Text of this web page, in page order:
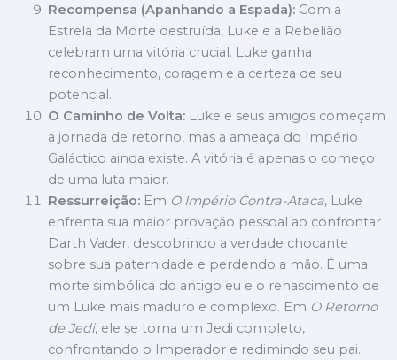
Recompensa (Apanhando a Espada):Com a
Estrela da Morte destruída, Luke e a Rebelião
celebram uma vitória crucial. Luke ganha
reconhecimento, coragem e a certeza de seu
potencial.
O Caminho de Volta:Luke e seus amigos começam
a jornada de retorno, mas a ameaça do Império
Galáctico ainda existe. A vitória é apenas o começo
de uma luta maior.
Ressurreição:Em O Império Contra-Ataca, Luke
enfrenta sua maior provação pessoal ao confrontar
Darth Vader, descobrindo a verdade chocante
sobre sua paternidade e perdendo a mão. É uma
morte simbólica do antigo eu e o renascimento de
um Luke mais maduro e complexo. Em O Retorno
de Jedi, ele se torna um Jedi completo,
confrontando o Imperador e redimindo seu pai.